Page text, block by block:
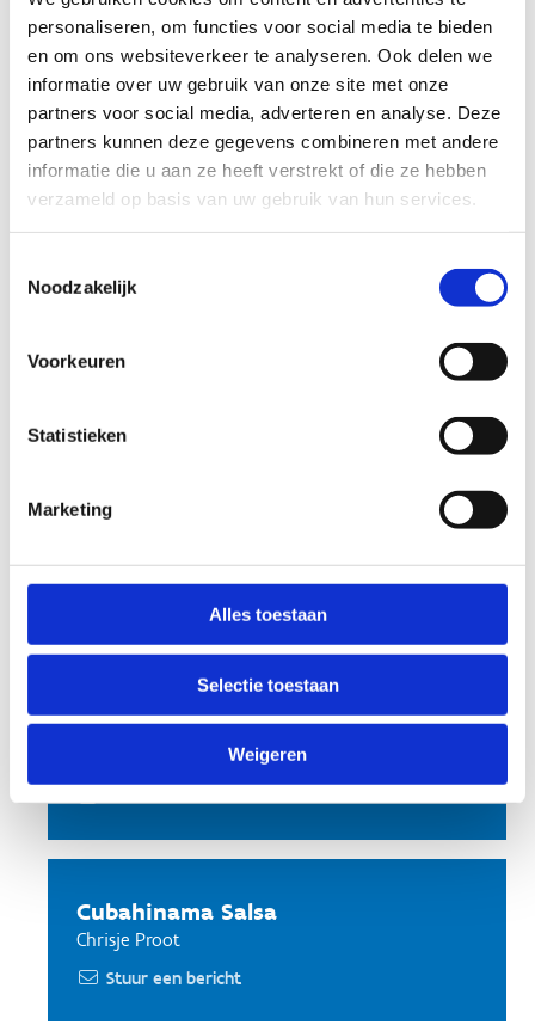
personaliseren, om functies voor social media te bieden
en om ons websiteverkeer te analyseren. Ook delen we
informatie over uw gebruik van onze site met onze
partners voor social media, adverteren en analyse. Deze
partners kunnen deze gegevens combineren met andere
informatie die u aan ze heeft verstrekt of die ze hebben
verzameld op basis van uw gebruik van hun services.
Noodzakelijk
Voorkeuren
Statistieken
Marketing
Alles toestaan
Selectie toestaan
Weigeren
Ontdek de
sportlessen
Andres 21th Century Dance Team
+32 50 35 02 19
Website
Eline Speytebroodt
Azimé Oriëntaalse Dans
Christel Van de Cappelle
Cubahinama Salsa
Chrisje Proot
Stuur een bericht